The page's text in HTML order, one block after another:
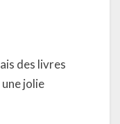
des livres
jolie